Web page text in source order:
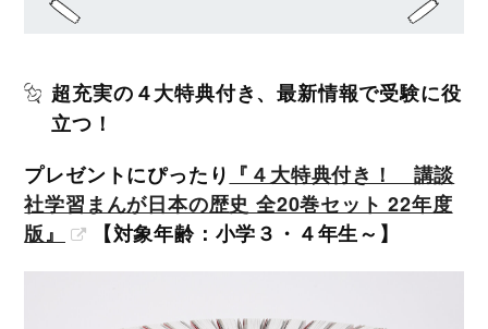
超充実の４大特典付き、最新情報で受験に役
立つ！
プレゼントにぴったり 『４大特典付き！ 講談
社学習まんが日本の歴史 全20巻セット 22年度
版』
【対象年齢：小学３・４年生～】